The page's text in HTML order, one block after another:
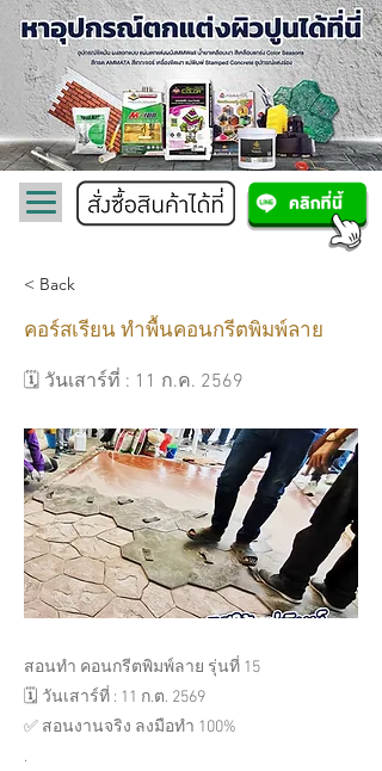
< Back
คอร์สเรียน ทำพื้นคอนกรีตพิมพ์ลาย
🗓️ วันเสาร์ที่ : 11 ก.ค. 2569
สอนทำ คอนกรีตพิมพ์ลาย รุ่นที่ 15
🗓️ วันเสาร์ที่ : 11 ก.ต. 2569
✅ สอนงานจริง ลงมือทำ 100%
.